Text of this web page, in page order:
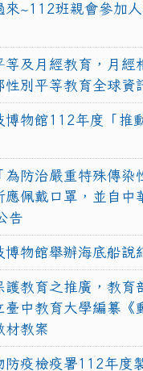
來~112班親會參加
等及月經教育，月經
性別平等教育全球資
博物館112年度「推
為防治嚴重特殊傳染
應佩戴口罩，並自中
告
博物館舉辦海底船說
護教育之推廣，教育
臺中教育大學編纂《
材教案
防疫檢疫署112年度